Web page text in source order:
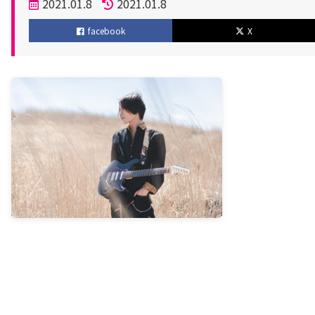
投
稿
日
2021.01.8
更
新
2021.01.8
facebook X